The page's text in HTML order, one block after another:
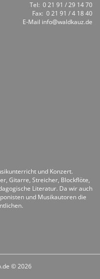
Tel: 0 21 91 / 29 14 70
Fax: 0 21 91 / 4 18 40
E-Mail info@waldkauz.de
und Konzert.
Gitarre, Streicher, Blockflöte,
Literatur. Da wir auch
und Musikautoren die
© 2026